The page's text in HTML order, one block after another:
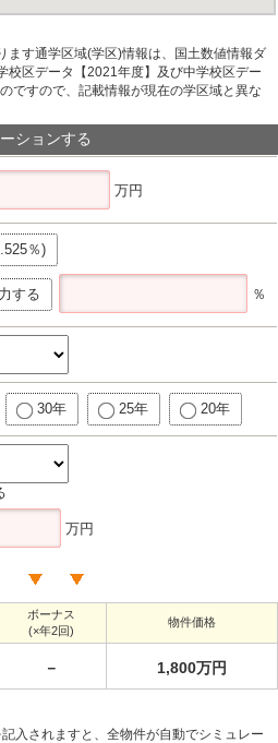
ます通学区域(学区)情報は、国土数値情報ダ
校区データ【2021年度】及び中学校区デー
ですので、記載情報が現在の学区域と異な
ションする
万円
％)
する ％
30年 25年 20年
万円
ボーナス
(×年2回)
物件価格
－ 1,800万円
入されますと、全物件が自動でシミュレー